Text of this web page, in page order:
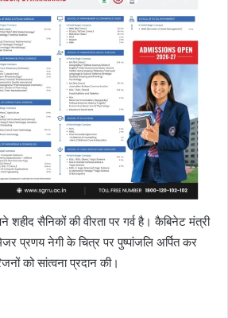
सैनिकों की वीरता पर गर्व है। कैबिनेट मंत्री
प्रणय नेगी के चित्र पर पुष्पांजलि अर्पित कर
को सांत्वना प्रदान की।